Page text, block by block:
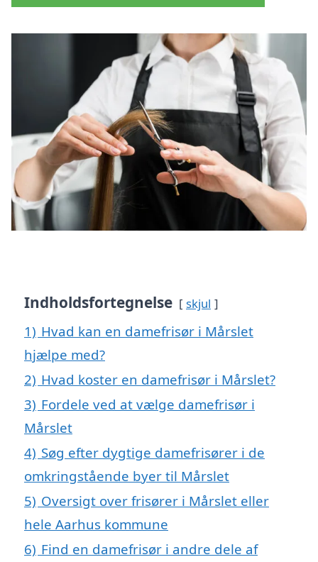
Indholdsfortegnelse skjul
1) Hvad kan en damefrisør i Mårslet
hjælpe med?
2) Hvad koster en damefrisør i Mårslet?
3) Fordele ved at vælge damefrisør i
Mårslet
4) Søg efter dygtige damefrisører i de
omkringstående byer til Mårslet
5) Oversigt over frisører i Mårslet eller
hele Aarhus kommune
6) Find en damefrisør i andre dele af